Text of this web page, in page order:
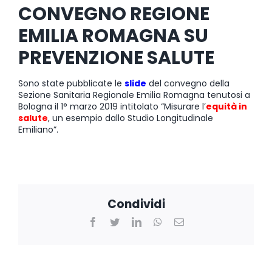
CONVEGNO REGIONE
EMILIA ROMAGNA SU
PREVENZIONE SALUTE
Sono state pubblicate le slide del convegno della
Sezione Sanitaria Regionale Emilia Romagna tenutosi a
Bologna il 1° marzo 2019 intitolato “Misurare l’equità in
salute, un esempio dallo Studio Longitudinale
Emiliano”.
Condividi
Facebook
TwitterLinkedInWhatsApp
Email